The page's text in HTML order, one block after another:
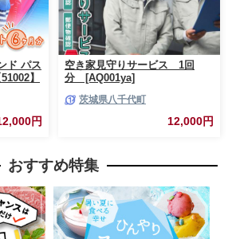
ド パス
】
円
空き家見守りサービス 1回
分 [AQ001ya]
茨城県八千代町
12,000円
おすすめ特集